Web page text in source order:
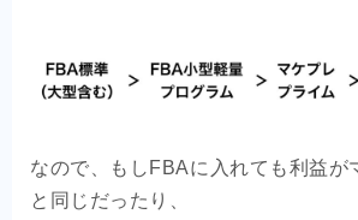
なので、もしFBAに入れても利益が
と同じだったり、